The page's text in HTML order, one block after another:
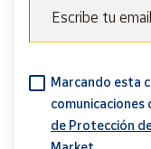
Escribe tu email
Marcando esta
comunicaciones
de Protección